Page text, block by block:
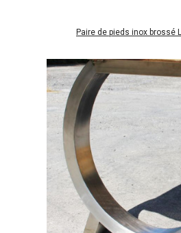
Paire de pieds inox brossé